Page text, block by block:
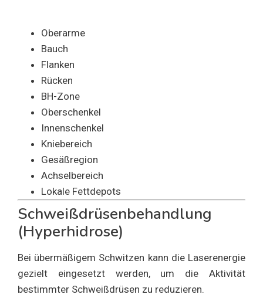
Oberarme
Bauch
Flanken
Rücken
BH-Zone
Oberschenkel
Innenschenkel
Kniebereich
Gesäßregion
Achselbereich
Lokale Fettdepots
Schweißdrüsenbehandlung
(Hyperhidrose)
Bei übermäßigem Schwitzen kann die Laserenergie
gezielt eingesetzt werden, um die Aktivität
bestimmter Schweißdrüsen zu reduzieren.